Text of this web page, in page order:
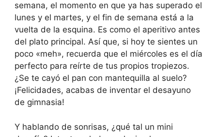
semana, el momento en que ya has superado el
lunes y el martes, y el fin de semana está a la
vuelta de la esquina. Es como el aperitivo antes
del plato principal. Así que, si hoy te sientes un
poco «meh», recuerda que el miércoles es el día
perfecto para reírte de tus propios tropiezos.
¿Se te cayó el pan con mantequilla al suelo?
¡Felicidades, acabas de inventar el desayuno
de gimnasia!
Y hablando de sonrisas, ¿qué tal un mini